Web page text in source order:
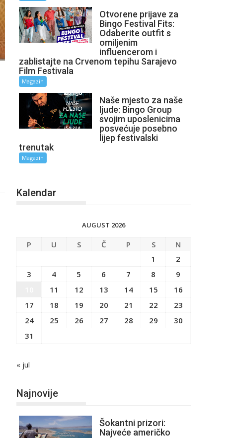
Otvorene prijave za
Bingo Festival Fits:
Odaberite outfit s
omiljenim
influencerom i
zablistajte na Crvenom tepihu Sarajevo
Film Festivala
Magazin
Naše mjesto za naše
ljude: Bingo Group
svojim uposlenicima
posvećuje posebno
lijep festivalski
trenutak
Magazin
Kalendar
AUGUST 2026
P U S Č P S
N
1
2
3
4 5 6 7 8
9
11 12 13 14 15
16
17
18 19 20 21 22
23
24
25 26 27 28 29
30
31
« jul
Najnovije
Šokantni prizori:
Najveće američko